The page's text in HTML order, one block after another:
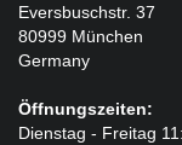
Eversbuschstr. 37
80999 München
Germany
Öffnungszeiten:
Dienstag - Freitag